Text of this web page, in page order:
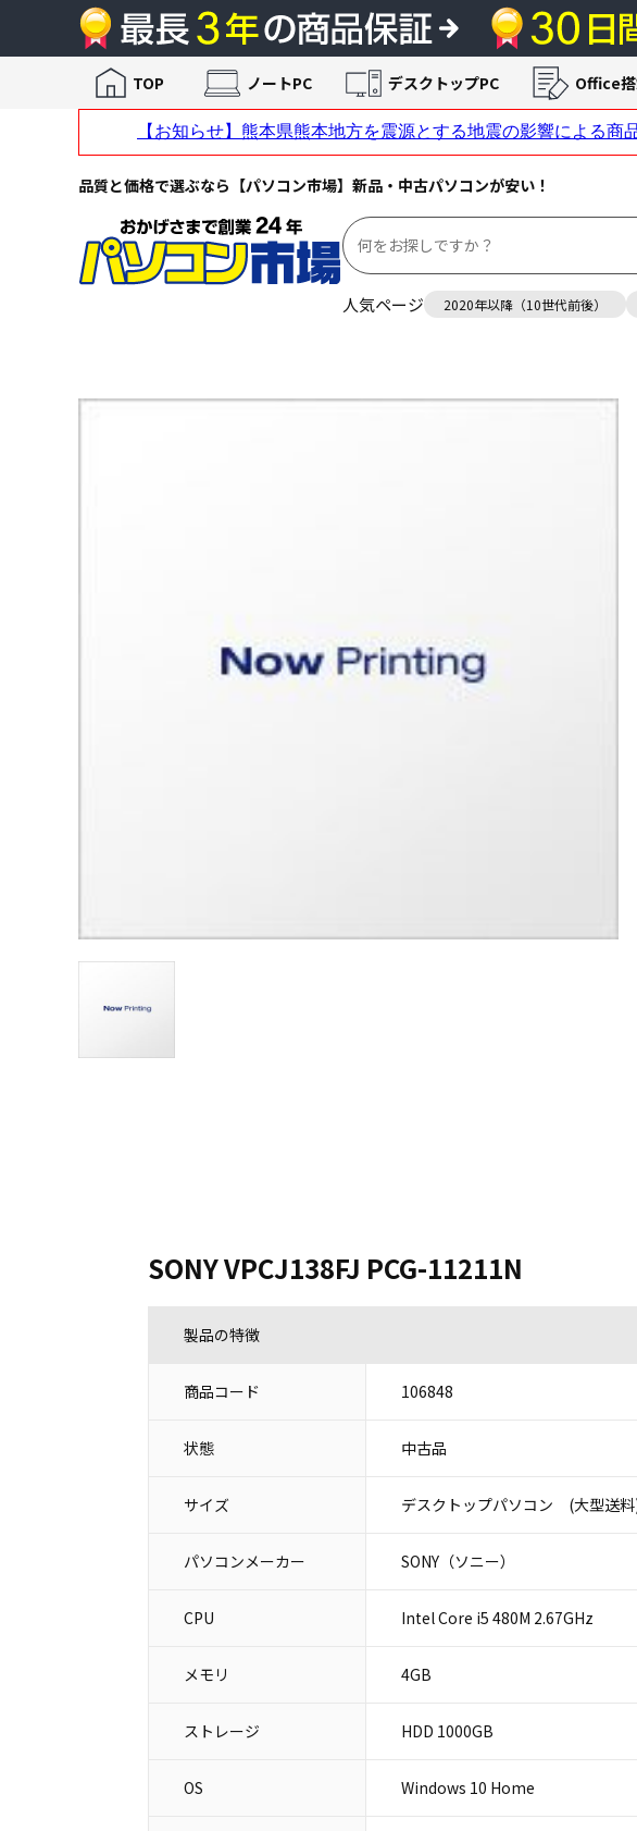
品質と価格で選ぶなら【パソコン市場】新品・中古パソコンが安い！
人気ページ 2020年以降（10世代前後）
TOP ノートPC デスクトップPC Office
SONY VPCJ138FJ PCG-11211N
製品の特徴
商品コード 106848
状態 中古品
サイズ デスクトップパソコン (大型送
パソコンメーカー SONY（ソニー）
CPU Intel Core i5 480M 2.67GHz
メモリ 4GB
ストレージ HDD 1000GB
OS Windows 10 Home